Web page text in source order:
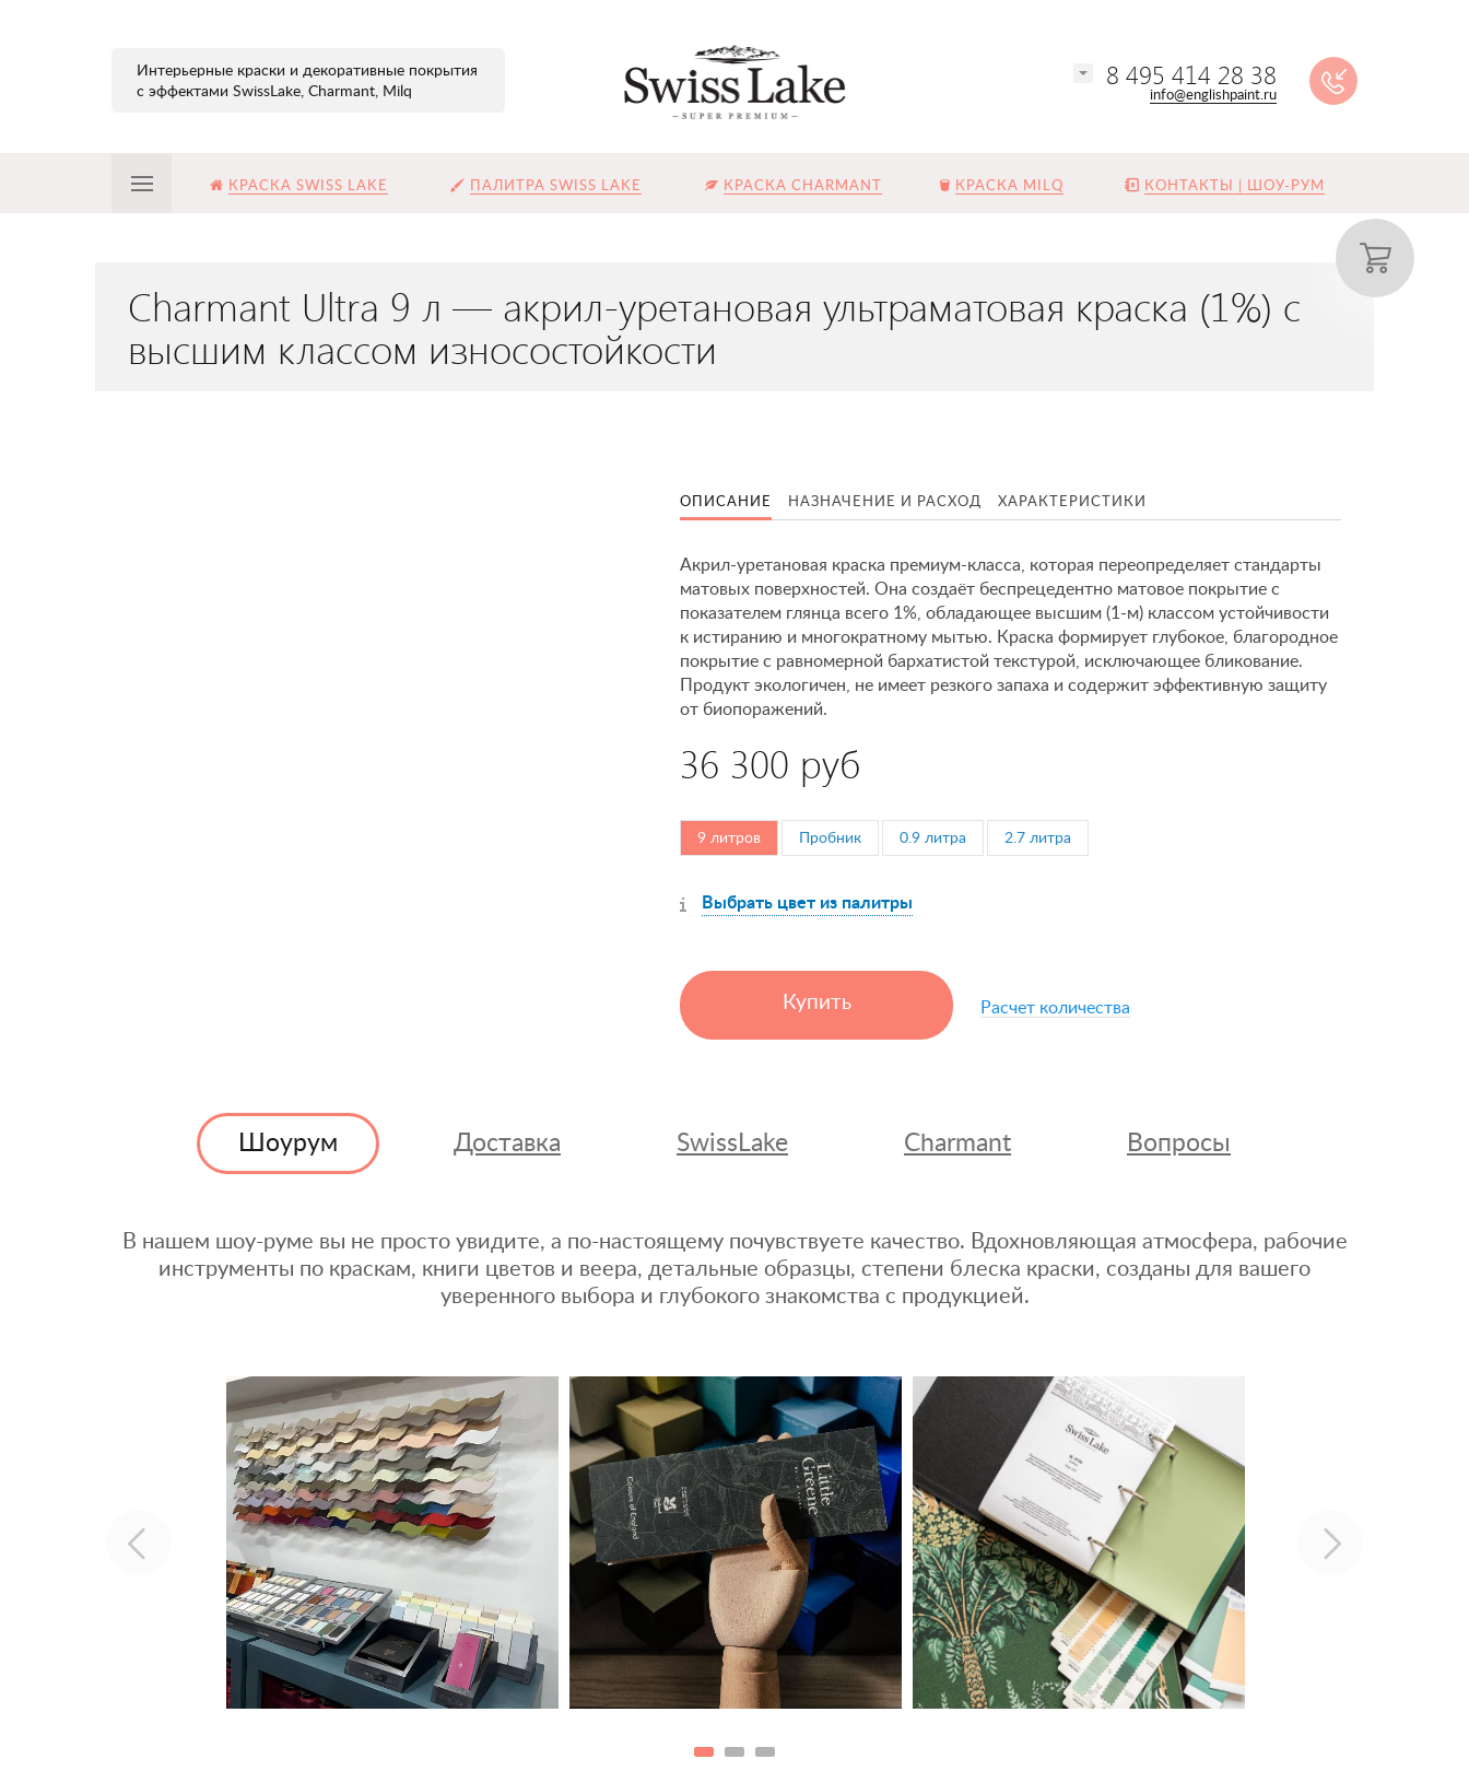
Интерьерные краски и декоративные покрытия
с эффектами SwissLake, Charmant, Milq
8 495 414 28 38
info@englishpaint.ru
КРАСКА SWISS LAKE ПАЛИТРА SWISS LAKE КРАСКА CHARMANT КРАСКА MILQ КОНТАКТЫ | ШОУ-РУМ
Charmant Ultra 9 л — акрил-уретановая ультраматовая краска (1%) с
высшим классом износостойкости
ОПИСАНИЕ НАЗНАЧЕНИЕ И РАСХОД ХАРАКТЕРИСТИКИ
Акрил-уретановая краска премиум-класса, которая переопределяет стандарты
матовых поверхностей. Она создаёт беспрецедентно матовое покрытие с
показателем глянца всего 1%, обладающее высшим (1-м) классом устойчивости
к истиранию и многократному мытью. Краска формирует глубокое, благородное
покрытие с равномерной бархатистой текстурой, исключающее бликование.
Продукт экологичен, не имеет резкого запаха и содержит эффективную защиту
от биопоражений.
36 300 руб
9 литров Пробник 0.9 литра 2.7 литра
Выбрать цвет из палитры
Купить Расчет количества
Шоурум Доставка SwissLake Charmant Вопросы
В нашем шоу-руме вы не просто увидите, а по-настоящему почувствуете качество. Вдохновляющая атмосфера, рабочие
инструменты по краскам, книги цветов и веера, детальные образцы, степени блеска краски, созданы для вашего
уверенного выбора и глубокого знакомства с продукцией.